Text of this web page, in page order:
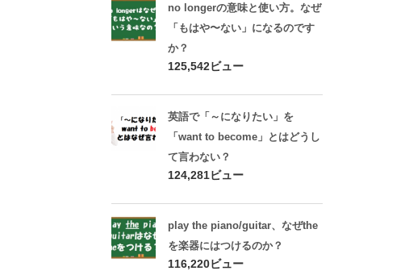
no longerの意味と使い方。なぜ
「もはや〜ない」になるのです
か？
125,542ビュー
英語で「～になりたい」を
「want to become」とはどうし
て言わない？
124,281ビュー
play the piano/guitar、なぜthe
を楽器にはつけるのか？
116,220ビュー